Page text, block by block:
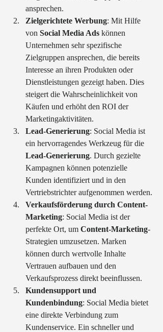
ansprechen.
Zielgerichtete Werbung: Mit Hilfe
von Social Media Ads können
Unternehmen sehr spezifische
Zielgruppen ansprechen, die bereits
Interesse an ihren Produkten oder
Dienstleistungen gezeigt haben. Dies
steigert die Wahrscheinlichkeit von
Käufen und erhöht den ROI der
Marketingaktivitäten.
Lead-Generierung: Social Media ist
ein hervorragendes Werkzeug für die
Lead-Generierung. Durch gezielte
Kampagnen können potenzielle
Kunden identifiziert und in den
Vertriebstrichter aufgenommen werden.
Verkaufsförderung durch Content-
Marketing: Social Media ist der
perfekte Ort, um Content-Marketing-
Strategien umzusetzen. Marken
können durch wertvolle Inhalte
Vertrauen aufbauen und den
Verkaufsprozess direkt beeinflussen.
Kundensupport und
Kundenbindung: Social Media bietet
eine direkte Verbindung zum
Kundenservice. Ein schneller und